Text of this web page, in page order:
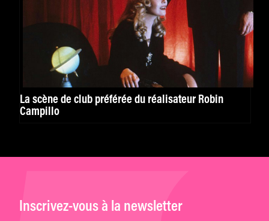
La scène de club préférée du réalisateur Robin
Campillo
Inscrivez-vous à la newsletter